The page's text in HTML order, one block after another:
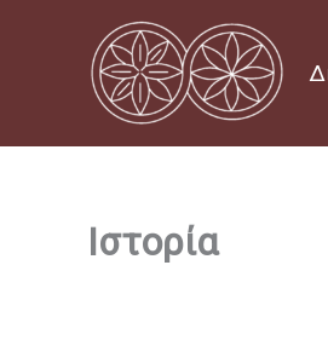
περιεχόμενο
Ιστορία